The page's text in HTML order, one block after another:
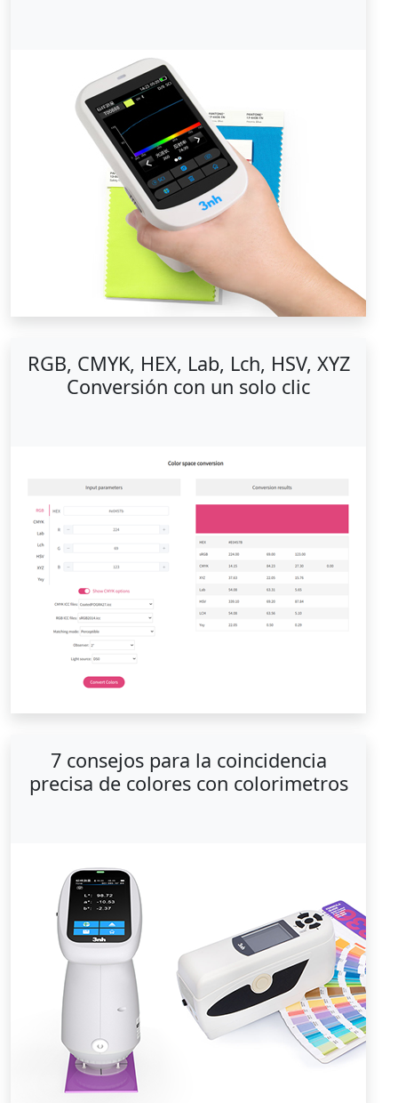
RGB, CMYK, HEX, Lab, Lch, HSV, XYZ
Conversión con un solo clic
7 consejos para la coincidencia
precisa de colores con colorimetros